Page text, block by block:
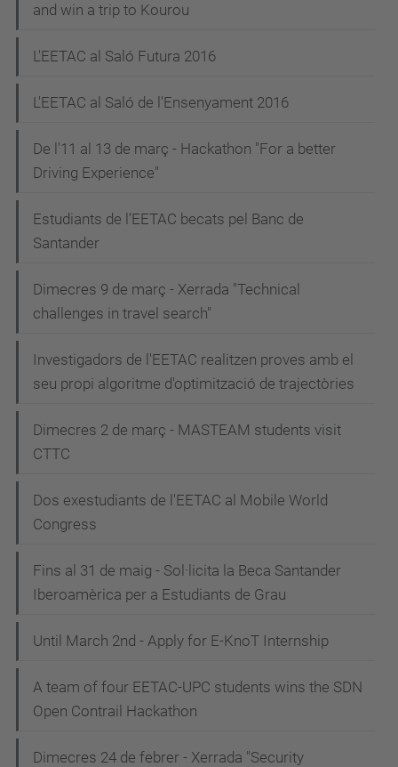
and win a trip to Kourou
L'EETAC al Saló Futura 2016
L'EETAC al Saló de l'Ensenyament 2016
De l'11 al 13 de març - Hackathon "For a better
Driving Experience"
Estudiants de l’EETAC becats pel Banc de
Santander
Dimecres 9 de març - Xerrada "Technical
challenges in travel search"
Investigadors de l'EETAC realitzen proves amb el
seu propi algoritme d'optimització de trajectòries
Dimecres 2 de març - MASTEAM students visit
CTTC
Dos exestudiants de l'EETAC al Mobile World
Congress
Fins al 31 de maig - Sol·licita la Beca Santander
Iberoamèrica per a Estudiants de Grau
Until March 2nd - Apply for E-KnoT Internship
A team of four EETAC-UPC students wins the SDN
Open Contrail Hackathon
Dimecres 24 de febrer - Xerrada "Security